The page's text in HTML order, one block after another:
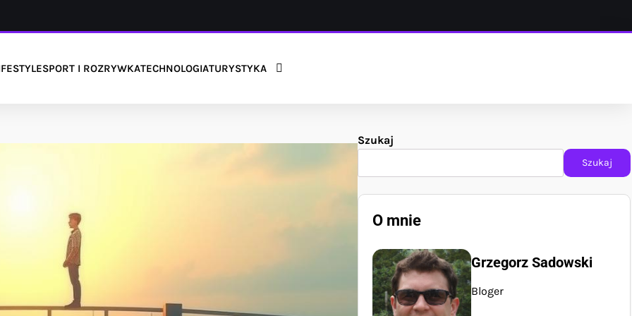
SPORT I ROZRYWKATECHNOLOGIATURYSTYKA
Szukaj
Szukaj
O mnie
Grzegorz Sadowski
Bloger